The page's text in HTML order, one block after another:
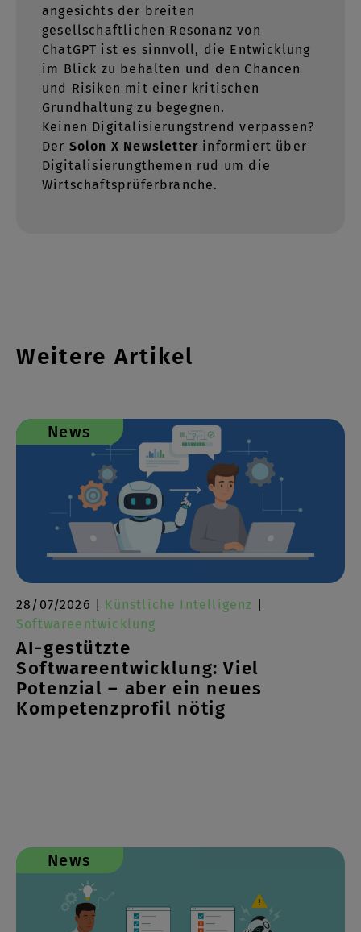
angesichts der breiten
gesellschaftlichen Resonanz von
ChatGPT ist es sinnvoll, die Entwicklung
im Blick zu behalten und den Chancen
und Risiken mit einer kritischen
Grundhaltung zu begegnen.
Keinen Digitalisierungstrend verpassen?
Der Solon X Newsletter informiert über
Digitalisierungthemen rud um die
Wirtschaftsprüferbranche.
Weitere Artikel
News
28/07/2026 | Künstliche Intelligenz
Softwareentwicklung
AI-gestützte
Softwareentwicklung: Viel
Potenzial – aber ein neues
Kompetenzprofil nötig
News